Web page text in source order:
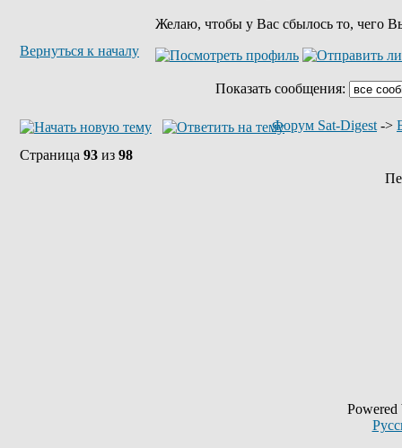
Желаю, чтобы у Вас сбылось то, чего
Вернуться к началу
Показать сообщения:
Форум Sat-Digest ->
Страница 93 из 98